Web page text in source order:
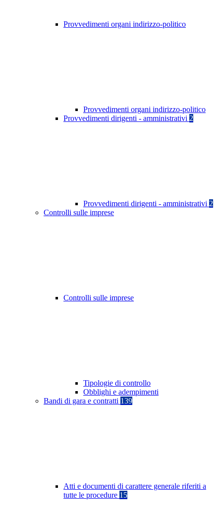
Provvedimenti organi indirizzo-politico
Provvedimenti organi indirizzo-politico
Provvedimenti dirigenti - amministrativi 2
Provvedimenti dirigenti - amministrativi 2
Controlli sulle imprese
Controlli sulle imprese
Tipologie di controllo
Obblighi e adempimenti
Bandi di gara e contratti 139
Atti e documenti di carattere generale riferiti a
tutte le procedure 15